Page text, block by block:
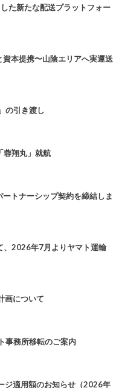
た新たな配送プラットフォー
本提携〜山陰エリアへ実運送
の引き渡し
蓉翔丸」就航
トナーシップ契約を締結しま
、2026年7月よりヤマト運輸
画について
事務所移転のご案内
ジ適用額のお知らせ（2026年